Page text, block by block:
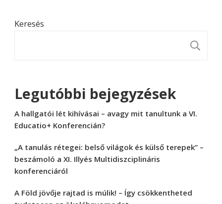
Keresés
Legutóbbi bejegyzések
A hallgatói lét kihívásai – avagy mit tanultunk a VI.
Educatio+ Konferencián?
„A tanulás rétegei: belső világok és külső terepek” –
beszámoló a XI. Illyés Multidiszciplináris
konferenciáról
A Föld jövője rajtad is múlik! – Így csökkentheted